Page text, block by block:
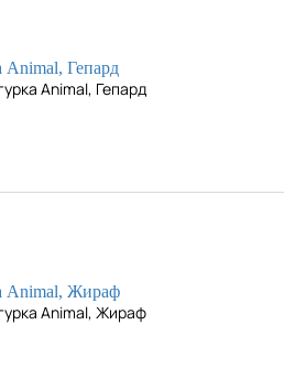
Animal, Гепард
Animal, Жираф